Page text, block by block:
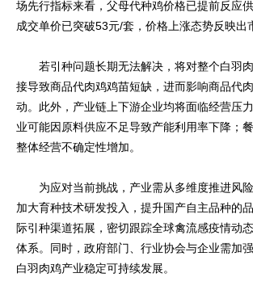
场先行指标来看，父母代种鸡价格已提前反应
成交单价已突破53元/套，价格上涨态势反映出
若引种问题长期无法解决，将对整个白羽肉
接导致商品代肉鸡鸡苗短缺，进而影响商品代
动。此外，产业链上下游企业均将面临经营压
业可能因原料供应不足导致产能利用率下降；
整体经营不确定性增加。
为应对当前挑战，产业需从多维度推进风险
加大育种技术研发投入，提升国产自主品种的
际引种渠道拓展，密切跟踪全球禽流感疫情动
体系。同时，政府部门、行业协会与企业需加
白羽肉鸡产业稳定可持续发展。